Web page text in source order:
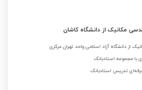
مکانیک از دانشگاه کاشان
از دانشگاه آزاد اسلامی واحد تهران مرکزی
با مجموعه استادبانک
تدریس استادبانک